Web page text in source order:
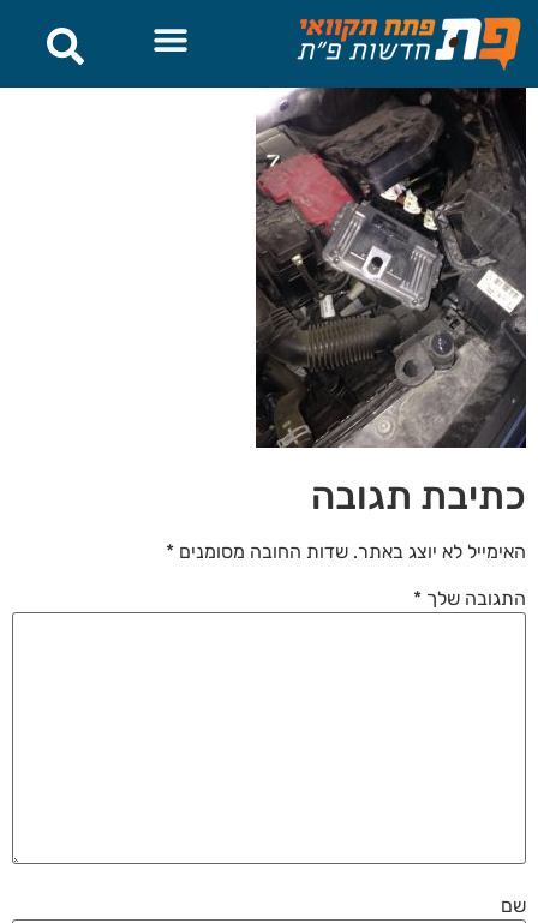
לתוכן
כתיבת תגובה
האימייל לא יוצג באתר. שדות החובה מסומנים *
התגובה שלך *
שם